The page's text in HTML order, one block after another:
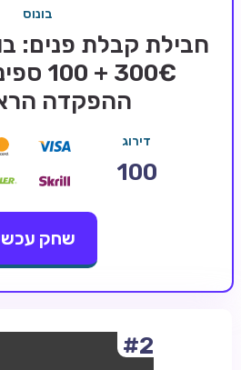
בלאקג'ק אונליין
בונוסים בקזינו אונליין
בונוס
300€ +
ההפקדה
דירוג
100
שחק
#2